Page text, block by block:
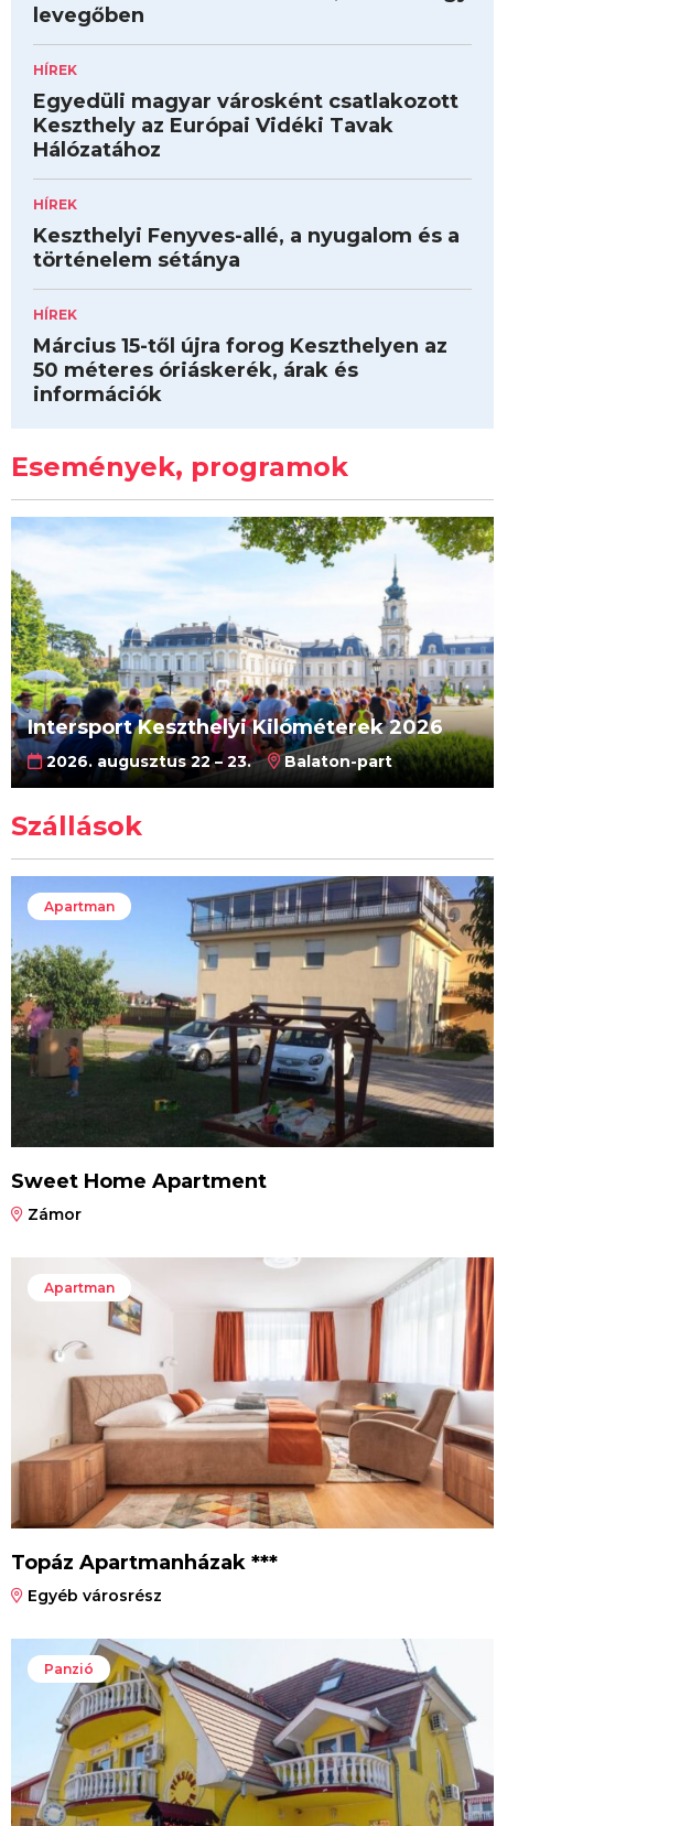
levegőben
HÍREK
Egyedüli magyar városként csatlakozott
Keszthely az Európai Vidéki Tavak
Hálózatához
HÍREK
Keszthelyi Fenyves-allé, a nyugalom és a
történelem sétánya
HÍREK
Március 15-től újra forog Keszthelyen az
50 méteres óriáskerék, árak és
információk
Események, programok
Intersport Keszthelyi Kilóméterek 2026
2026. augusztus 22 – 23. Balaton-part
Szállások
Apartman
Sweet Home Apartment
Zámor
Apartman
Topáz Apartmanházak ***
Egyéb városrész
Panzió